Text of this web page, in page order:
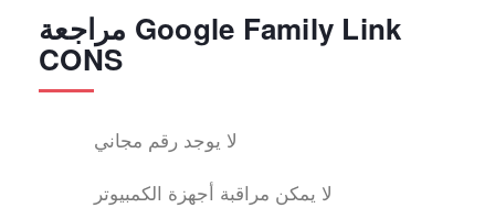
مراجعة Google Family Link
CONS
لا يوجد رقم مجاني
لا يمكن مراقبة أجهزة الكمبيوتر